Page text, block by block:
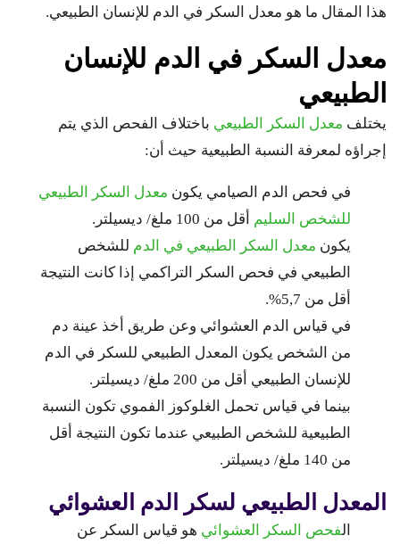
هذا المقال ما هو معدل السكر في الدم للإنسان الطبيعي.
معدل السكر في الدم للإنسان
الطبيعي
يختلف معدل السكر الطبيعي باختلاف الفحص الذي يتم
إجراؤه لمعرفة النسبة الطبيعية حيث أن:
في فحص الدم الصيامي يكون معدل السكر الطبيعي
للشخص السليم أقل من 100 ملغ/ ديسيلتر.
يكون معدل السكر الطبيعي في الدم للشخص
الطبيعي في فحص السكر التراكمي إذا كانت النتيجة
أقل من 5,7%.
في قياس الدم العشوائي وعن طريق أخذ عينة دم
من الشخص يكون المعدل الطبيعي للسكر في الدم
للإنسان الطبيعي أقل من 200 ملغ/ ديسيلتر.
بينما في قياس تحمل الغلوكوز الفموي تكون النسبة
الطبيعية للشخص الطبيعي عندما تكون النتيجة أقل
من 140 ملغ/ ديسيلتر.
المعدل الطبيعي لسكر الدم العشوائي
الفحص السكر العشوائي هو قياس السكر عن